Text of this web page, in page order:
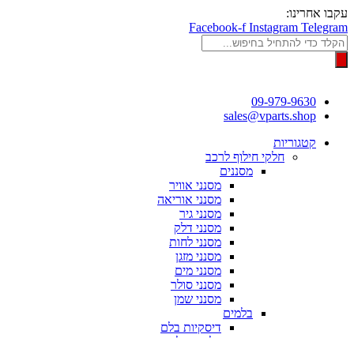
דלג
לתוכן
עקבו אחרינו:
Facebook-f Instagram Telegram
Products
search
09-979-9630
sales@vparts.shop
קטגוריות
חלקי חילוף לרכב
מסננים
מסנני אוויר
מסנני אוריאה
מסנני גיר
מסנני דלק
מסנני לחות
מסנני מזגן
מסנני מים
מסנני סולר
מסנני שמן
בלמים
דיסקיות בלם